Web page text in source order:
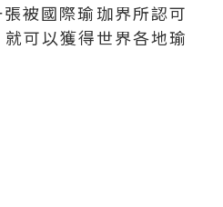
被國際瑜珈界所認可
可以獲得世界各地瑜